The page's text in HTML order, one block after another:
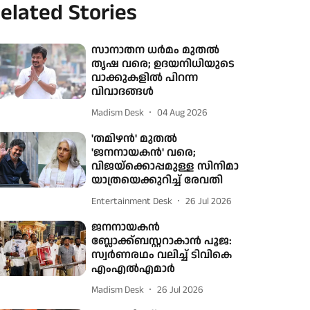
Stories
സാനാതന ധര്‍മം മുതല്‍
തൃഷ വരെ; ഉദയനിധിയുടെ
വാക്കുകളില്‍ പിറന്ന
വിവാദങ്ങള്‍
Madism Desk 04 Aug 2026
'തമിഴൻ' മുതൽ
'ജനനായകൻ' വരെ;
വിജയ്‌ക്കൊപ്പമുള്ള സിനിമാ
യാത്രയെക്കുറിച്ച് രേവതി
Entertainment Desk 26 Jul 2026
ജനനായകൻ
ബ്ലോക്ക്ബസ്റ്ററാകാൻ പൂജ:
സ്വർണരഥം വലിച്ച് ടിവികെ
എംഎൽഎമാർ
Madism Desk 26 Jul 2026